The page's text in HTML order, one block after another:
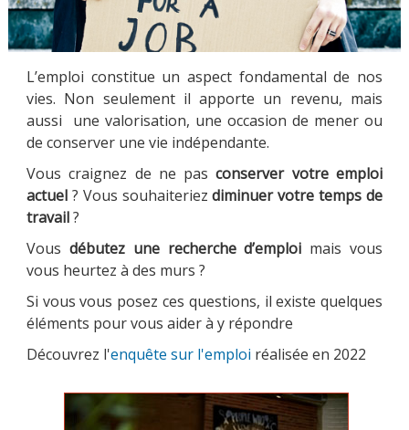
LA SEP AU QUOTIDIEN
À VOS CÔTÉS
MULTIMÉDIA
LA LIGUE
CONTACTS
L’emploi constitue un aspect fondamental de nos
vies. Non seulement il apporte un revenu, mais
aussi une valorisation, une occasion de mener ou
de conserver une vie indépendante.
Vous craignez de ne pasconserver votre emploi
actuel? Vous souhaiteriezdiminuer votre temps de
travail?
Vous débutez une recherche d’emploi mais vous
vous heurtez à des murs ?
Si vous vous posez ces questions, il existe quelques
éléments pour vous aider à y répondre
Découvrez l'enquête sur l'emploi réalisée en 2022